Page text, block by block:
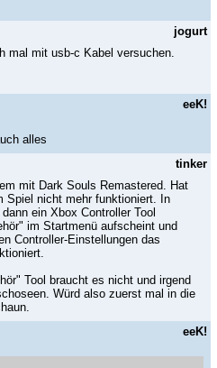
jogurt
mal mit usb-c Kabel versuchen.
eeK!
alles
tinker
mit Dark Souls Remastered. Hat
Spiel nicht mehr funktioniert. In
ein Xbox Controller Tool
im Startmenü aufscheint und
Controller-Einstellungen das
Tool braucht es nicht und irgend
Würd also zuerst mal in die
eeK!